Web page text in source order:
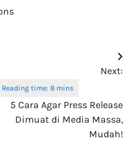
Next:
5 Cara Agar Press Release
Dimuat di Media Massa,
Mudah!